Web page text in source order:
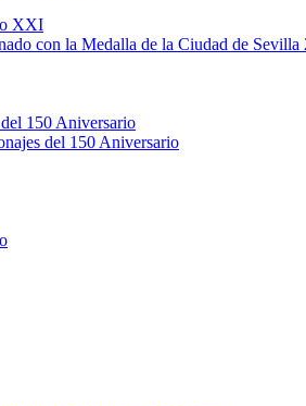
XXI
con la Medalla de la Ciudad de Sevilla
150 Aniversario
del 150 Aniversario